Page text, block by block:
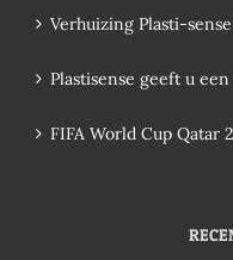
Verhuizing Plasti-
Plastisense geeft u
FIFA World Cup Qatar